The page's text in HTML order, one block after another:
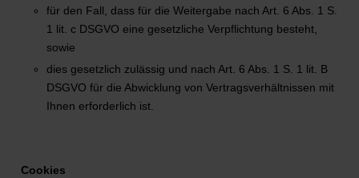
für den Fall, dass für die Weitergabe nach Art. 6 Abs. 1 S.
1 lit. c DSGVO eine gesetzliche Verpflichtung besteht,
sowie
dies gesetzlich zulässig und nach Art. 6 Abs. 1 S. 1 lit. B
DSGVO für die Abwicklung von Vertragsverhältnissen mit
Ihnen erforderlich ist.
Cookies